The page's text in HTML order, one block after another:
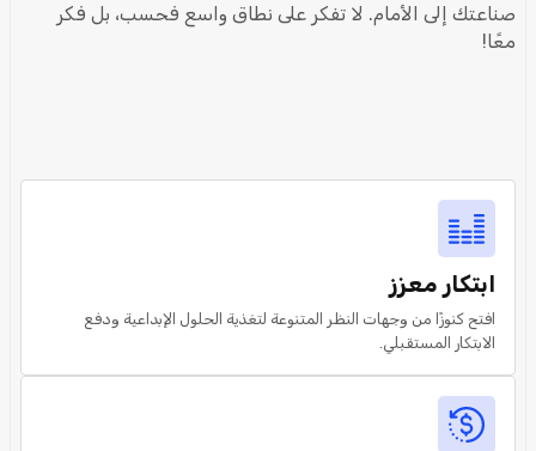
صناعتك إلى الأمام. لا تفكر على نطاق واسع فحسب، بل فكر
معًا!
ابتكار معزز
افتح كنوزًا من وجهات النظر المتنوعة لتغذية الحلول الإبداعية ودفع
الابتكار المستقبلي.